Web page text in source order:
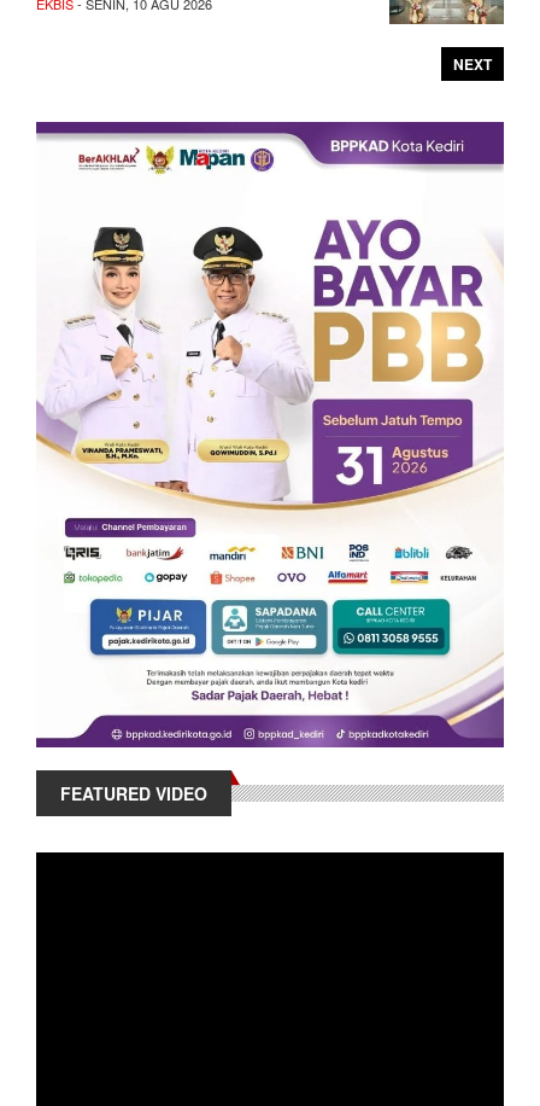
EKBIS- SENIN, 10 AGU 2026
NEXT
FEATURED VIDEO